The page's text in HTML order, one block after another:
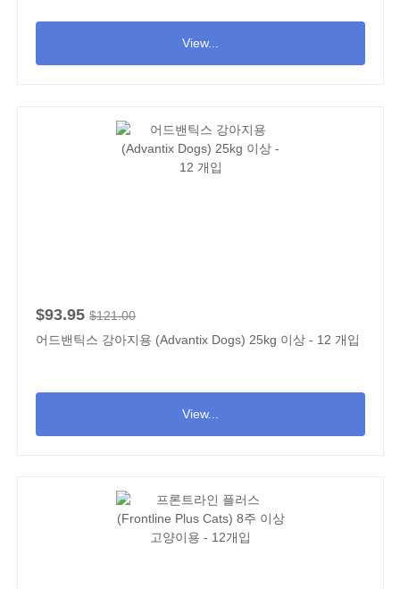
View...
$93.95 $121.00
어드밴틱스 강아지용 (Advantix Dogs) 25kg 이상 - 12 개입
View...